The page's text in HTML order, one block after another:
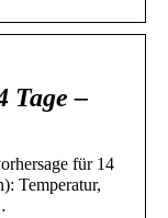
Tage –
für 14
Temperatur,